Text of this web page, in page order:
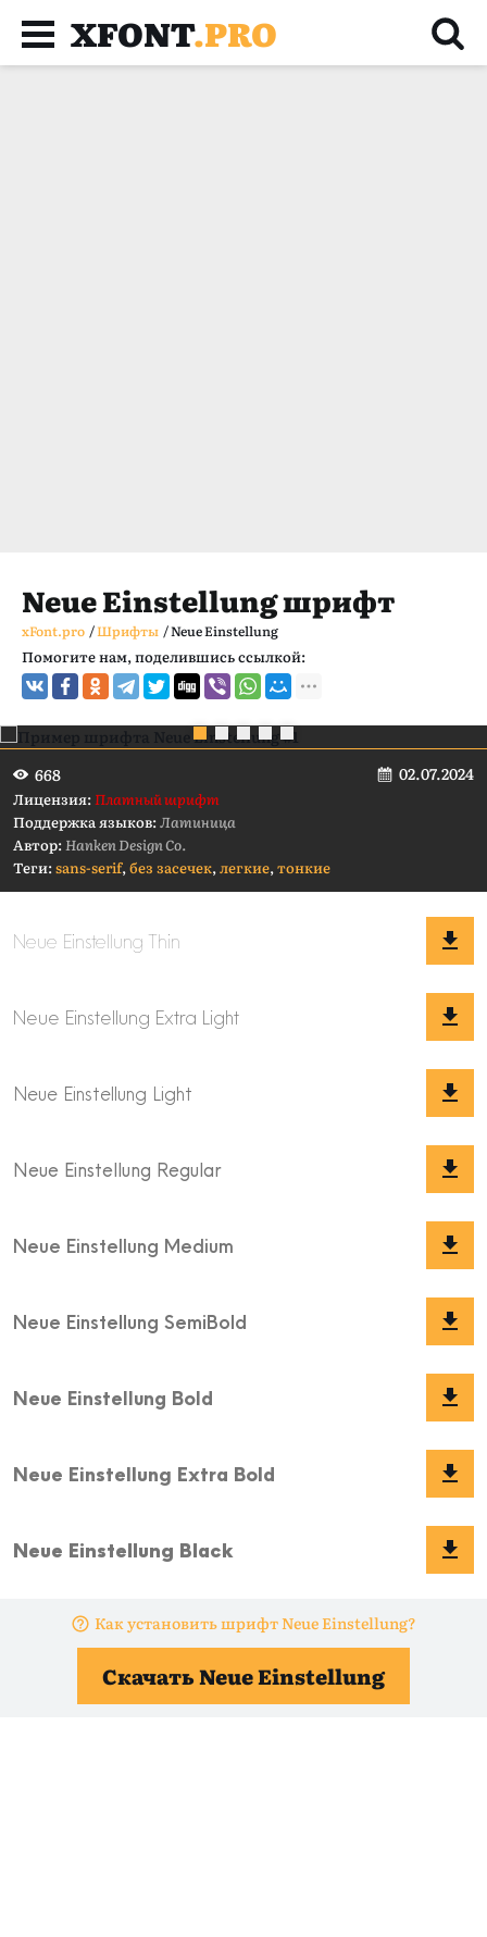
XFONT.PRO
Neue Einstellung шрифт
xFont.pro /Шрифты /Neue Einstellung
Помогите нам, поделившись ссылкой:
668 02.07.2024
Лицензия:Платный шрифт
Поддержка языков:Латиница
Автор:Hanken Design Co.
Теги:sans-serif,без засечек,легкие,тонкие
Как установить шрифт Neue Einstellung?
Скачать Neue Einstellung